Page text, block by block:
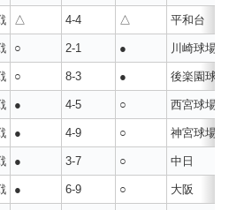
△ 4-4 △ 平和台
○ 2-1 ● 川崎球場
○ 8-3 ● 後楽園球場
● 4-5 ○ 西宮球場
● 4-9 ○ 神宮球場
● 3-7 ○ 中日
● 6-9 ○ 大阪